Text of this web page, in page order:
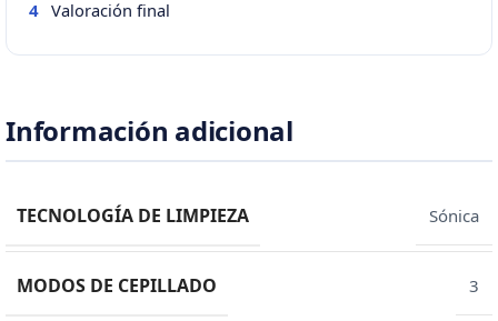
4 Valoración final
Información adicional
TECNOLOGÍA DE LIMPIEZA Sónica
MODOS DE CEPILLADO 3